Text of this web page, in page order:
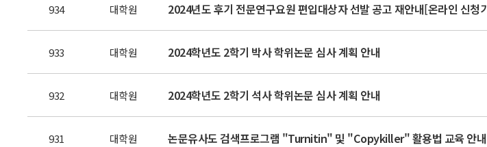
934 대학원
933 대학원 2024학년도 2학기 박사 학위논문 심사 계획 안내
932 대학원 2024학년도 2학기 석사 학위논문 심사 계획 안내
931 대학원 논문유사도 검색프로그램 "Turnitin" 및 "Copykiller" 활용법 교육 안내